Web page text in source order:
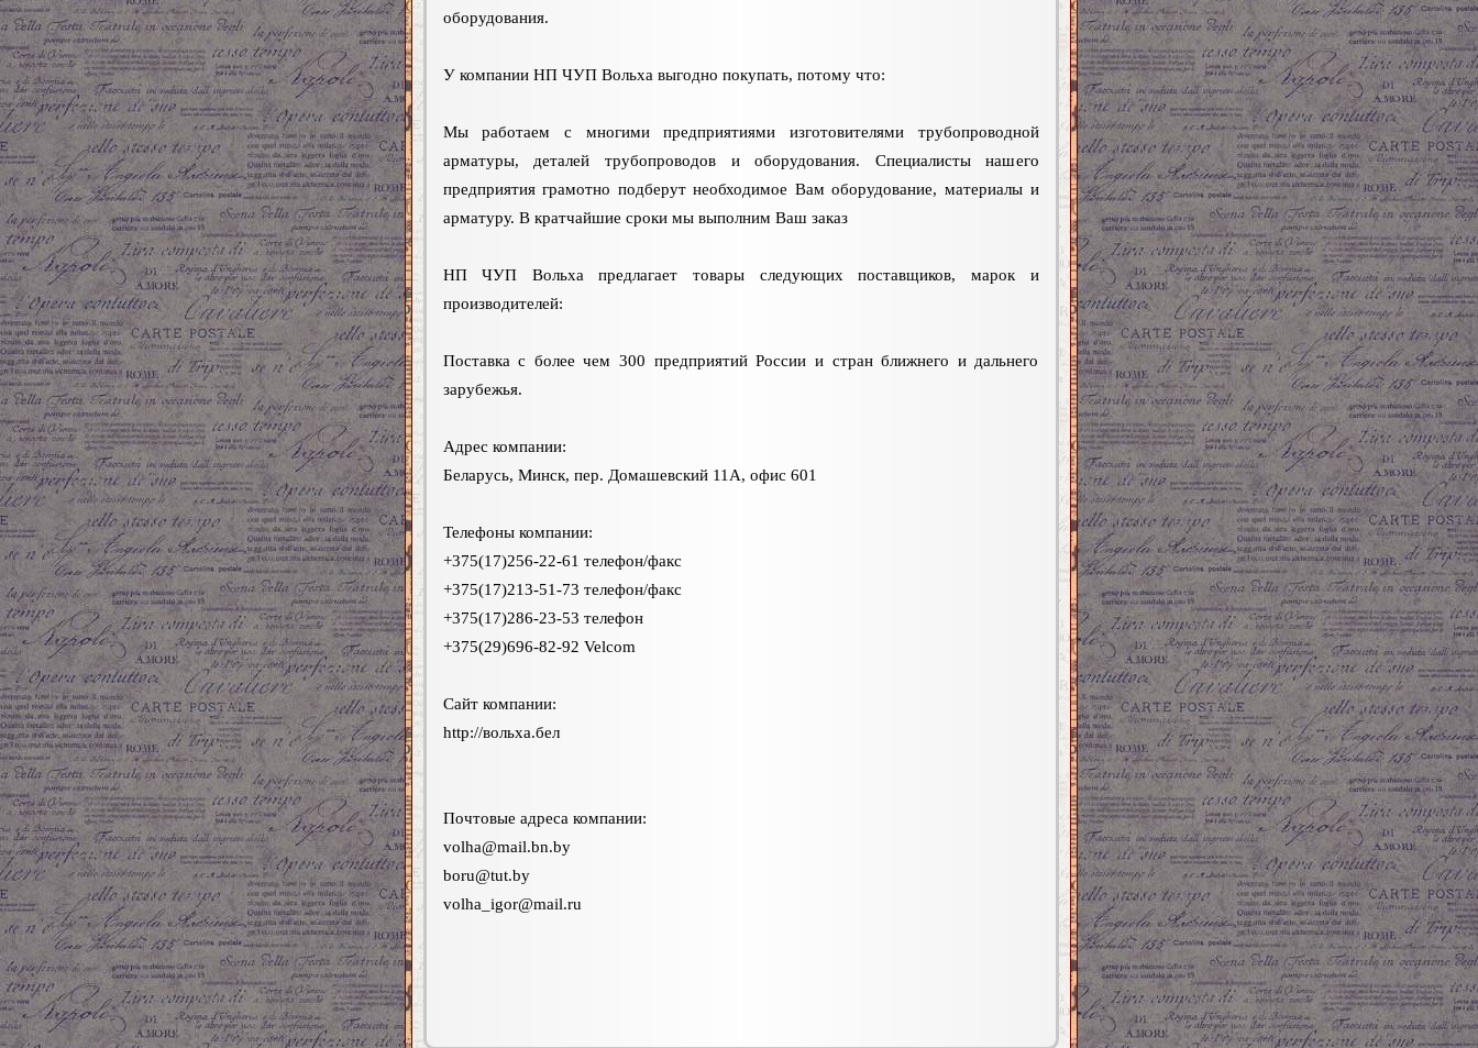
оборудования.
У компании НП ЧУП Вольха выгодно покупать, потому что:
Мы работаем с многими предприятиями изготовителями трубопроводной
арматуры, деталей трубопроводов и оборудования. Специалисты нашего
предприятия грамотно подберут необходимое Вам оборудование, материалы и
арматуру. В кратчайшие сроки мы выполним Ваш заказ
НП ЧУП Вольха предлагает товары следующих поставщиков, марок и
производителей:
Поставка с более чем 300 предприятий России и стран ближнего и дальнего
зарубежья.
Адрес компании:
Беларусь, Минск, пер. Домашевский 11А, офис 601
Телефоны компании:
+375(17)256-22-61 телефон/факс
+375(17)213-51-73 телефон/факс
+375(17)286-23-53 телефон
+375(29)696-82-92 Velcom
Сайт компании:
http://вольха.бел
Почтовые адреса компании:
volha@mail.bn.by
boru@tut.by
volha_igor@mail.ru